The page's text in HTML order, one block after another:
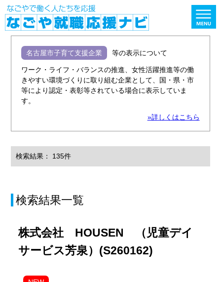
名古屋市子育て支援企業 等の表示について
ワーク・ライフ・バランスの推進、女性活躍推進等の働
きやすい環境づくりに取り組む企業として、国・県・市
等により認定・表彰等されている場合に表示していま
す。
»詳しくはこちら
検索結果： 135件
検索結果一覧
株式会社 HOUSEN （児童デイ
サービス芳泉）(S260162)